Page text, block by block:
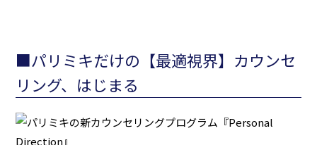
■パリミキだけの【最適視界】カウンセ
リング、はじまる